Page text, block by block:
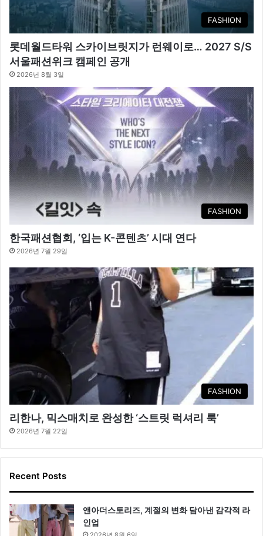
FASHION
롯데월드타워 스카이브릿지가 런웨이로… 2027 S/S
서울패션위크 캠페인 공개
2026년 8월 3일
FASHION
한국패션협회, ‘입는 K-콘텐츠’ 시대 연다
2026년 7월 29일
FASHION
리한나, 믹스매치로 완성한 ‘스트릿 럭셔리 룩’
2026년 7월 22일
Recent Posts
앤아더스토리즈, 계절의 변화 담아낸 감각적 라
인업